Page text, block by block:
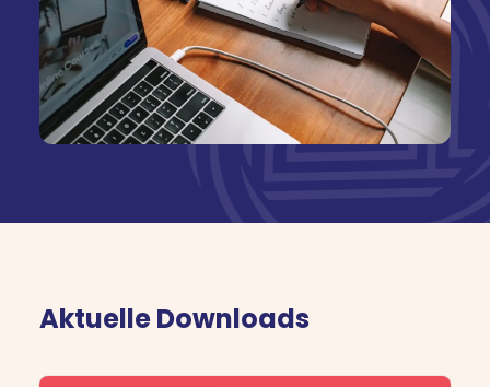
Kostenlose Beratung
Aktuelle Downloads